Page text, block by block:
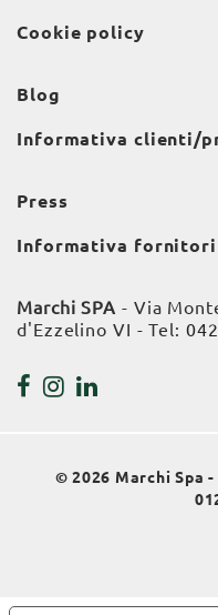
Cookie policy
Blog
Informativa clienti/
Press
Informativa fornitori
Marchi SPA - Via
d'Ezzelino VI - Tel:
© 2026 Marchi Spa